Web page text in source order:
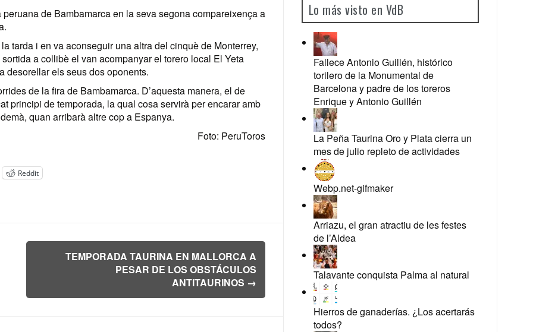
de Bambamarca en la seva segona compareixença a
tarda i en va aconseguir una altra del cinquè de Monterrey,
a collibè el van acompanyar el torero local El Yeta
desorellar els seus dos oponents.
de la fira de Bambamarca. D’aquesta manera, el de
principi de temporada, la qual cosa servirà per encarar amb
quan arribarà altre cop a Espanya.
Foto: PeruToros
Reddit
TEMPORADA TAURINA EN MALLORCA A
PESAR DE LOS OBSTÁCULOS
ANTITAURINOS →
Lo más visto en VdB
Fallece Antonio Guillén, histórico
torilero de la Monumental de
Barcelona y padre de los toreros
Enrique y Antonio Guillén
La Peña Taurina Oro y Plata cierra un
mes de julio repleto de actividades
Webp.net-gifmaker
Arriazu, el gran atractiu de les festes
de l’Aldea
Talavante conquista Palma al natural
Hierros de ganaderías. ¿Los acertarás
todos?